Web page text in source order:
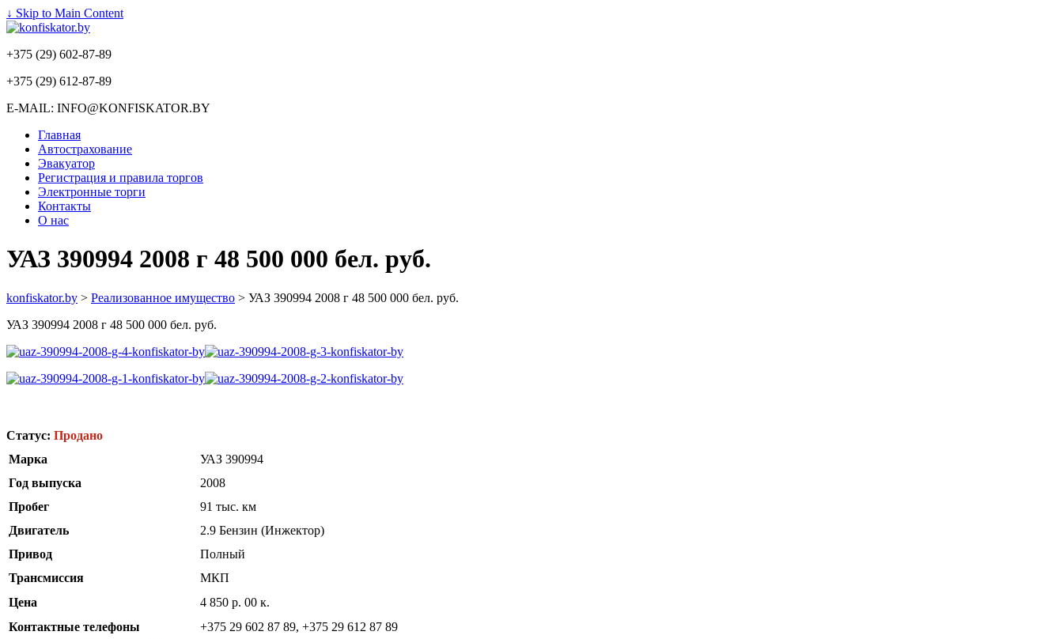
↓ Skip to Main Content
+375 (29) 602-87-89
+375 (29) 612-87-89
E-MAIL: INFO@KONFISKATOR.BY
Главная
Автострахование
Эвакуатор
Регистрация и правила торгов
Электронные торги
Контакты
О нас
УАЗ 390994 2008 г 48 500 000 бел. руб.
konfiskator.by > Реализованное имущество > УАЗ 390994 2008 г 48 500 000 бел. руб.
УАЗ 390994 2008 г 48 500 000 бел. руб.
Статус: Продано
Марка
УАЗ 390994
Год выпуска
2008
Пробег
91 тыс. км
Двигатель
2.9 Бензин (Инжектор)
Привод
Полный
Трансмиссия
МКП
Цена
4 850 р. 00 к.
Контактные телефоны
+375 29 602 87 89, +375 29 612 87 89